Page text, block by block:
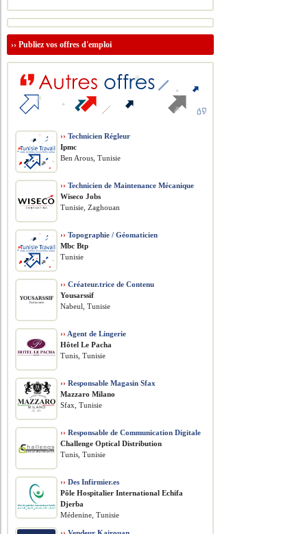
››Publiez vos offres d'emploi
›› Technicien Régleur
Ipmc
Ben Arous, Tunisie
›› Technicien de Maintenance Mécanique
Wiseco Jobs
Tunisie, Zaghouan
›› Topographie / Géomaticien
Mbc Btp
Tunisie
›› Créateur.trice de Contenu
Yousarssif
Nabeul, Tunisie
›› Agent de Lingerie
Hôtel Le Pacha
Tunis, Tunisie
›› Responsable Magasin Sfax
Mazzaro Milano
Sfax, Tunisie
›› Responsable de Communication Digitale
Challenge Optical Distribution
Tunis, Tunisie
›› Des Infirmier.es
Pôle Hospitalier International Echifa
Djerba
Médenine, Tunisie